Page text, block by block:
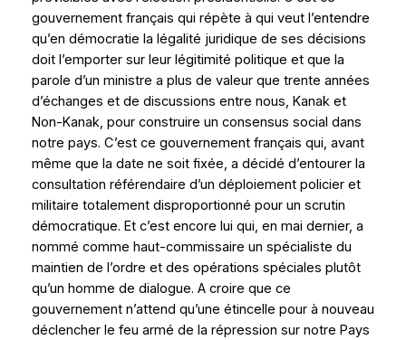
gouvernement français qui répète à qui veut l’entendre
qu’en démocratie la légalité juridique de ses décisions
doit l’emporter sur leur légitimité politique et que la
parole d’un ministre a plus de valeur que trente années
d’échanges et de discussions entre nous, Kanak et
Non-Kanak, pour construire un consensus social dans
notre pays. C’est ce gouvernement français qui, avant
même que la date ne soit fixée, a décidé d’entourer la
consultation référendaire d’un déploiement policier et
militaire totalement disproportionné pour un scrutin
démocratique. Et c’est encore lui qui, en mai dernier, a
nommé comme haut-commissaire un spécialiste du
maintien de l’ordre et des opérations spéciales plutôt
qu’un homme de dialogue. A croire que ce
gouvernement n’attend qu’une étincelle pour à nouveau
déclencher le feu armé de la répression sur notre Pays